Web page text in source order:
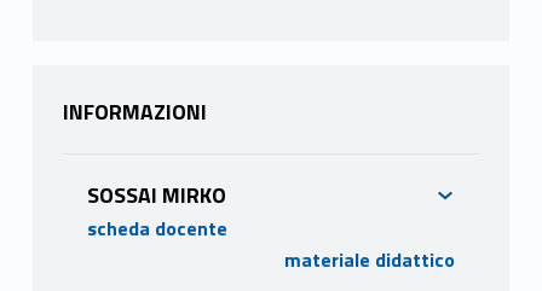
INFORMAZIONI
SOSSAI MIRKO
scheda docente
materiale didattico